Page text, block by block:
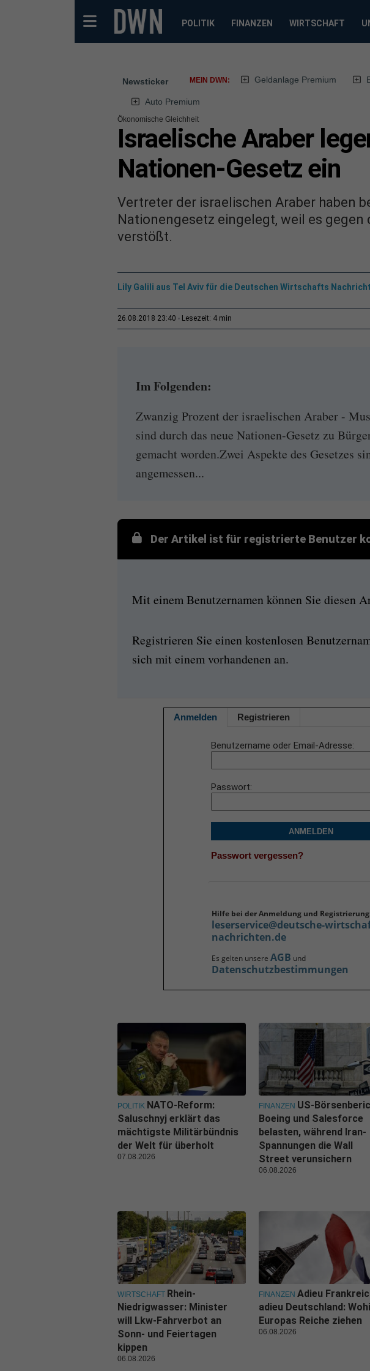
POLITIK FINANZEN WIRTSCHAFT
Newsticker MEIN DWN: Geldanlage Premium
Auto Premium
Ökonomische Gleichheit
Israelische Araber
Nationen-Gesetz ein
Vertreter der israelischen Araber haben
Nationengesetz eingelegt, weil es
verstößt.
Lily Galili aus Tel Aviv für die Deutschen Wirtschafts
26.08.2018 23:40 Lesezeit: 4 min
Im Folgenden:
Zwanzig Prozent der israelischen Araber -
sind durch das neue Nationen-Gesetz zu
gemacht worden.Zwei Aspekte des Gesetzes
angemessen...
Der Artikel ist für registrierte Benutzer
Mit einem Benutzernamen können Sie diesen
Registrieren Sie einen kostenlosen
sich mit einem vorhandenen an.
Anmelden Registrieren
Benutzername oder Email-Adresse
Passwort
ANMELDEN
Passwort vergessen?
Hilfe bei der Anmeldung und
leserservice@deutsche-
nachrichten.de
Es gelten unsere AGB und
Datenschutzbestimmungen
POLITIK NATO-Reform:
Saluschnyj erklärt das
mächtigste Militärbündnis
der Welt für überholt
07.08.2026
FINANZEN US-
Boeing und Salesforce
belasten, während Iran-
Spannungen die Wall
Street verunsichern
06.08.2026
WIRTSCHAFT Rhein-
Niedrigwasser: Minister
will Lkw-Fahrverbot an
Sonn- und Feiertagen
kippen
06.08.2026
FINANZEN Adieu
adieu Deutschland:
Europas Reiche ziehen
06.08.2026